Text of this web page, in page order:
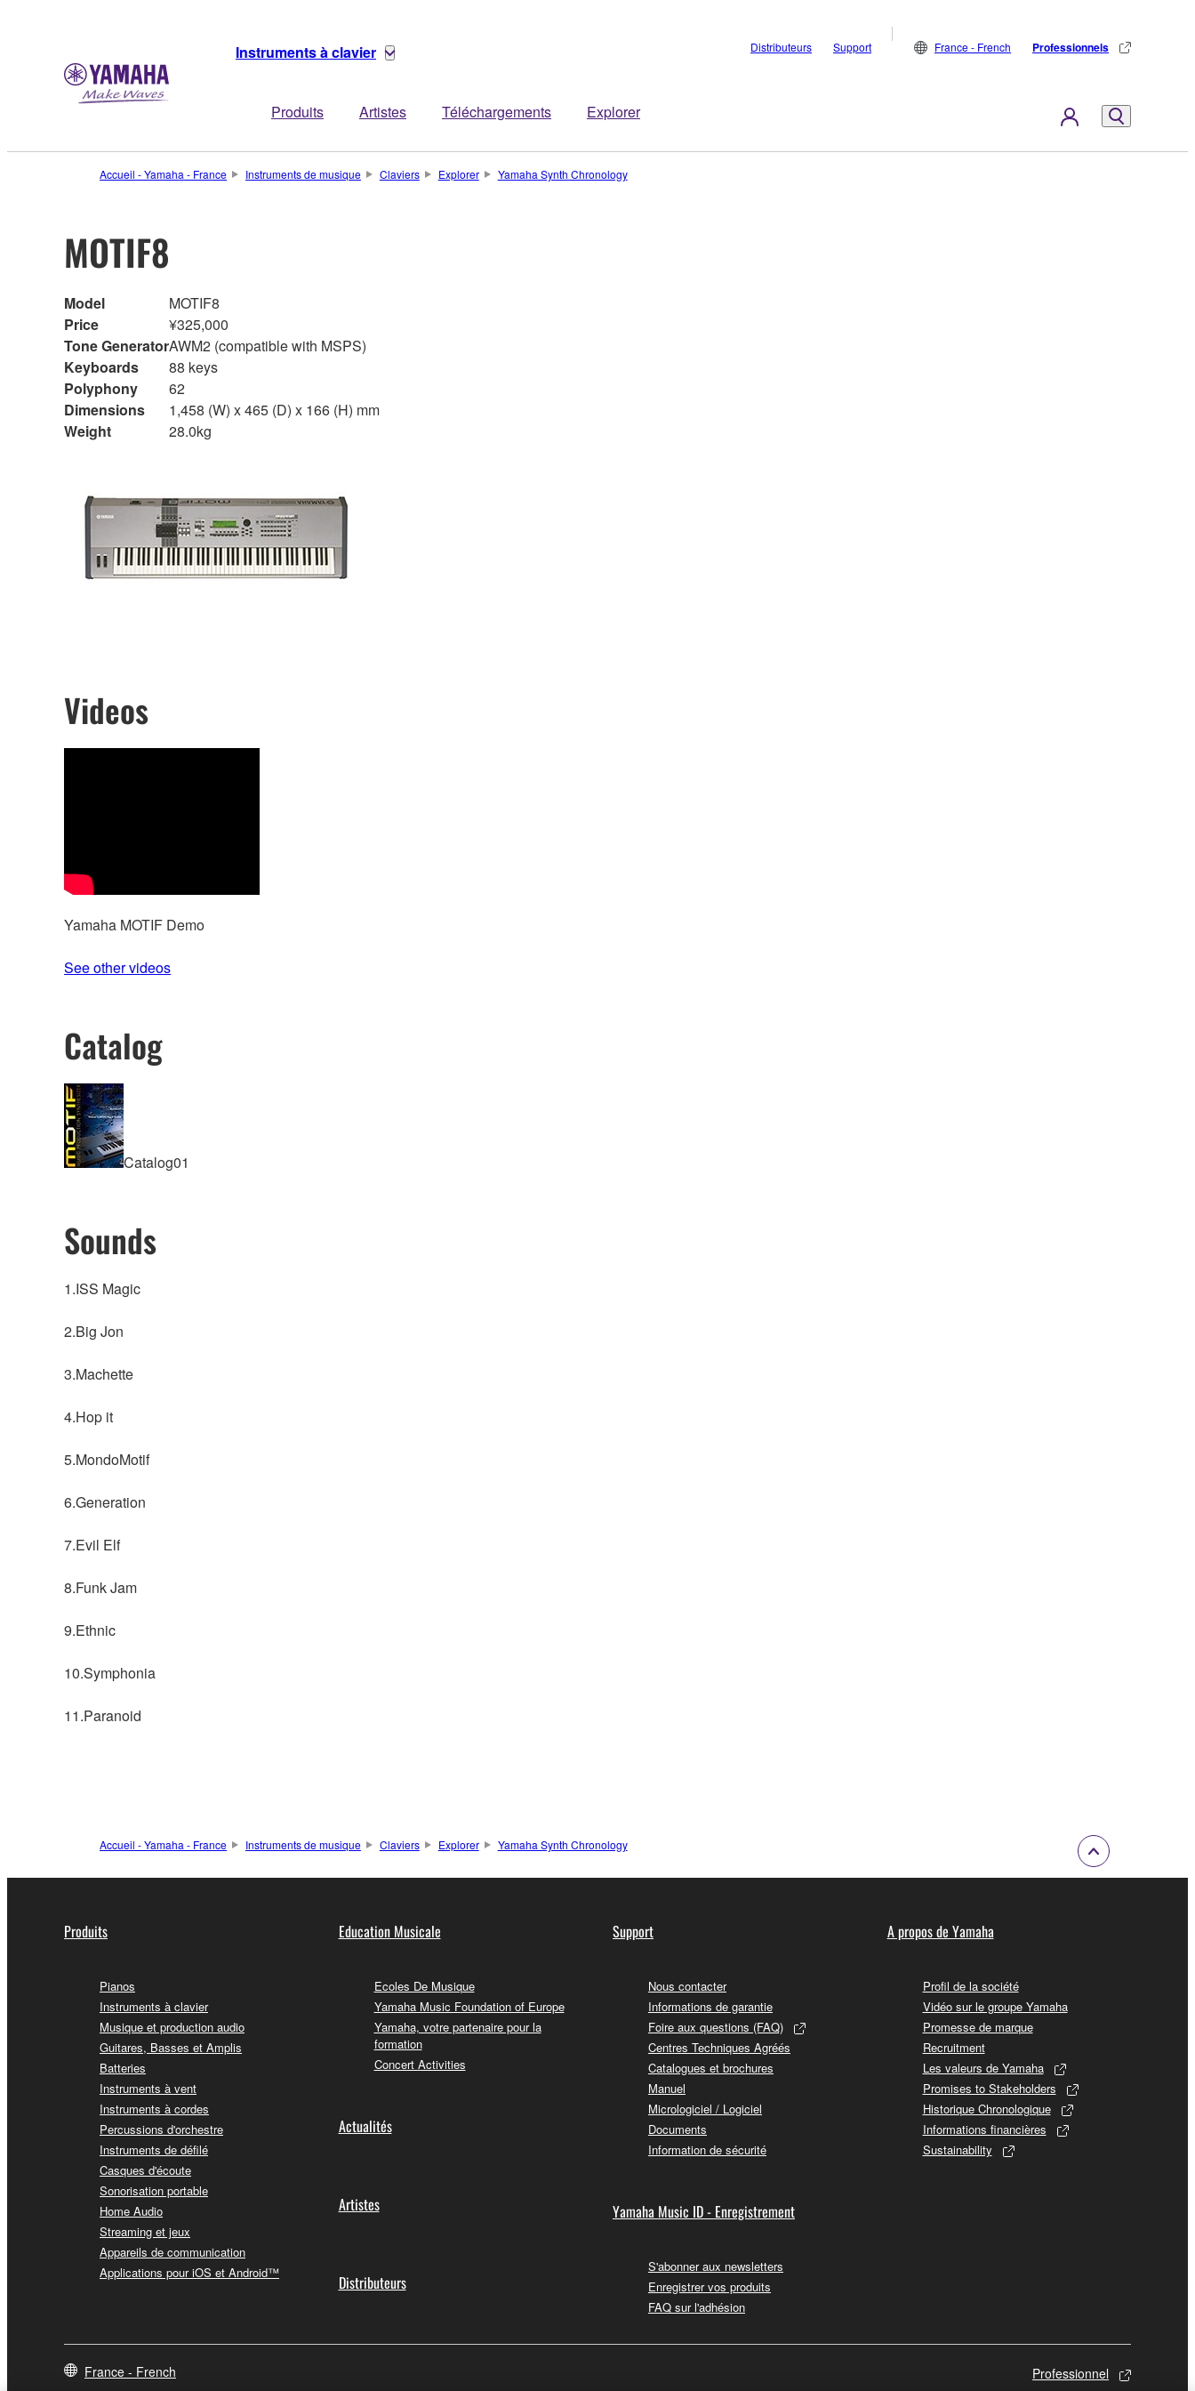
Instruments à clavier
Produits Artistes Téléchargements Explorer
Distributeurs Support France - French Professionnels
Accueil - Yamaha - France Instruments de musique Claviers Explorer Yamaha Synth Chronology
MOTIF8
Model
MOTIF8
Price
¥325,000
Tone GeneratorAWM2 (compatible with MSPS)
Keyboards
88 keys
Polyphony
62
Dimensions
1,458 (W) x 465 (D) x 166 (H) mm
Weight
28.0kg
Videos
Yamaha MOTIF Demo
See other videos
Catalog
Catalog01
Sounds
1.ISS Magic
2.Big Jon
3.Machette
4.Hop it
5.MondoMotif
6.Generation
7.Evil Elf
8.Funk Jam
9.Ethnic
10.Symphonia
11.Paranoid
Accueil - Yamaha - France Instruments de musique Claviers Explorer Yamaha Synth Chronology
Produits
Pianos
Instruments à clavier
Musique et production audio
Guitares, Basses et Amplis
Batteries
Instruments à vent
Instruments à cordes
Percussions d'orchestre
Instruments de défilé
Casques d'écoute
Sonorisation portable
Home Audio
Streaming et jeux
Appareils de communication
Applications pour iOS et Android™
Education Musicale
Ecoles De Musique
Yamaha Music Foundation of Europe
Yamaha, votre partenaire pour la
formation
Concert Activities
Actualités
Artistes
Distributeurs
Support
Nous contacter
Informations de garantie
Foire aux questions (FAQ)
Centres Techniques Agréés
Catalogues et brochures
Manuel
Micrologiciel / Logiciel
Documents
Information de sécurité
Yamaha Music ID - Enregistrement
S'abonner aux newsletters
Enregistrer vos produits
FAQ sur l'adhésion
A propos de Yamaha
Profil de la société
Vidéo sur le groupe Yamaha
Promesse de marque
Recruitment
Les valeurs de Yamaha
Promises to Stakeholders
Historique Chronologique
Informations financières
Sustainability
France - French Professionnel